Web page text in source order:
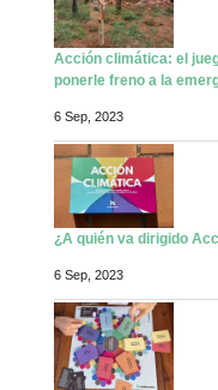
Acción climática: el
ponerle freno a la
6 Sep, 2023
¿A quién va dirigido
6 Sep, 2023